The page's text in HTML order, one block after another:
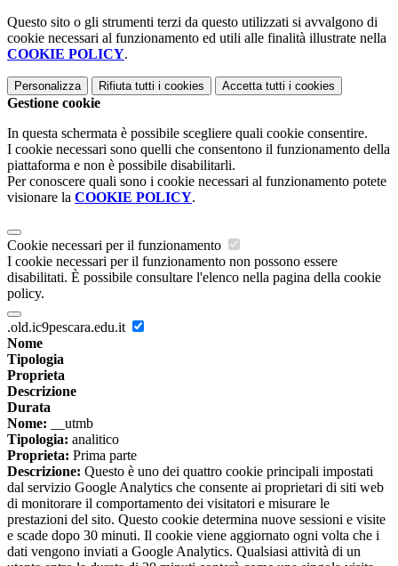
Questo sito o gli strumenti terzi da questo utilizzati si avvalgono di
cookie necessari al funzionamento ed utili alle finalità illustrate nella
COOKIE POLICY.
Personalizza Rifiuta tutti i cookies Accetta tutti i cookies
Gestione cookie
In questa schermata è possibile scegliere quali cookie consentire.
I cookie necessari sono quelli che consentono il funzionamento della
piattaforma e non è possibile disabilitarli.
Per conoscere quali sono i cookie necessari al funzionamento potete
visionare la COOKIE POLICY.
Cookie necessari per il funzionamento
I cookie necessari per il funzionamento non possono essere
disabilitati. È possibile consultare l'elenco nella pagina della cookie
policy.
.old.ic9pescara.edu.it
Nome
Tipologia
Proprieta
Descrizione
Durata
Nome: __utmb
Tipologia: analitico
Proprieta: Prima parte
Descrizione: Questo è uno dei quattro cookie principali impostati
dal servizio Google Analytics che consente ai proprietari di siti web
di monitorare il comportamento dei visitatori e misurare le
prestazioni del sito. Questo cookie determina nuove sessioni e visite
e scade dopo 30 minuti. Il cookie viene aggiornato ogni volta che i
dati vengono inviati a Google Analytics. Qualsiasi attività di un